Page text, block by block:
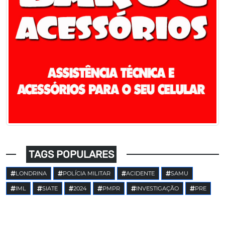
TAGS POPULARES
LONDRINA POLÍCIA MILITAR ACIDENTE SAMU
IML SIATE 2024 PMPR INVESTIGAÇÃO PRE